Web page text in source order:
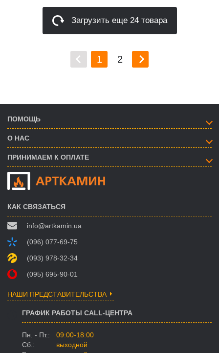
Загрузить еще 24 товара
1 2
ПОМОЩЬ
О НАС
ПРИНИМАЕМ К ОПЛАТЕ
КАК СВЯЗАТЬСЯ
info@artkamin.ua
(096) 077-69-75
(093) 978-32-34
(095) 695-90-01
НАШИ ПРЕДСТАВИТЕЛЬСТВА
ГРАФИК РАБОТЫ CALL-ЦЕНТРА
Пн. - Пт.:
09:00-18:00
Сб.:
выходной